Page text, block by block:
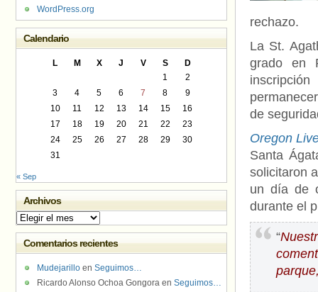
rechazo.
La St.
grado en
de
Oregon
Santa
solicitaron
un día de
durante el
“
WordPress.org
Calendario
L M X J V S
D
1
2
3
4 5 6 7 8
9
10
11 12 13 14 15
16
17
18 19 20 21 22
23
24
25 26 27 28 29
30
31
« Sep
Archivos
Archivos
Comentarios recientes
Mudejarillo en Seguimos…
Ricardo Alonso Ochoa Gongora en Seguimos…